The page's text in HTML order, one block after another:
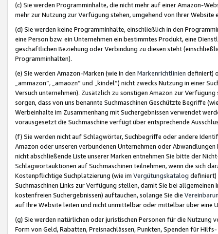
(c) Sie werden Programminhalte, die nicht mehr auf einer Amazon-
mehr zur Nutzung zur Verfügung stehen, umgehend von Ihrer
(d) Sie werden keine Programminhalte, einschließlich in den
eine Person bzw. ein Unternehmen ein bestimmtes Produkt, eine
geschäftlichen Beziehung oder Verbindung zu diesen steht
Programminhalten).
(e) Sie werden Amazon-Marken (wie in den Markenrichtlinien definiert)
„ammazon“, „amaozn“ und „kindel“) nicht zwecks Nutzung in einer
Versuch unternehmen). Zusätzlich zu sonstigen Amazon zur
sorgen, dass von uns benannte Suchmaschinen Geschützte Begriffe
Werbeinhalte im Zusammenhang mit Suchergebnissen verwendet
vorausgesetzt die Suchmaschine verfügt über entsprechende
(f) Sie werden nicht auf Schlagwörter, Suchbegriffe oder andere
Amazon oder unseren verbundenen Unternehmen oder
nicht abschließende Liste unserer Marken entnehmen Sie bitte der
Schlagwortauktionen auf Suchmaschinen teilnehmen, wenn die sich
Kostenpflichtige Suchplatzierung (wie im Vergütungskatalog definiert)
Suchmaschinen Links zur Verfügung stellen, damit Sie bei
kostenfreien Suchergebnissen) auftauchen, solange Sie die
auf Ihre Website leiten und nicht unmittelbar oder mittelbar über eine
(g) Sie werden natürlichen oder juristischen Personen für die Nutzung
Form von Geld, Rabatten, Preisnachlässen, Punkten, Spenden für